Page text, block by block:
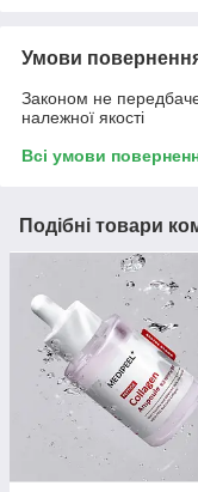
Умови
Законом не
належної якості
Всі умови
Подібні товари